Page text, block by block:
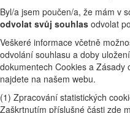
Byl/a jsem poučen/a, že mám v
odvolat svůj souhlas odvolat
Veškeré informace včetně
odvolání souhlasu a doby
dokumentech Cookies a
najdete na našem webu.
(1) Zpracování statistických
Zaškrtnutím příslušné části zde